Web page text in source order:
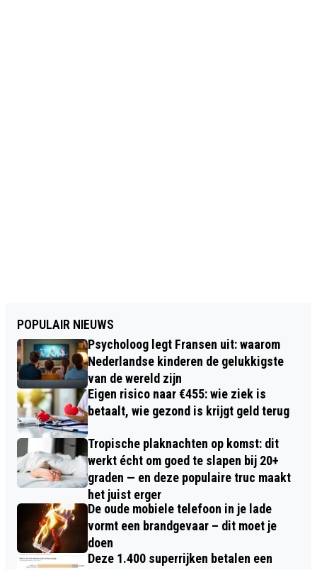
POPULAIR NIEUWS
Psycholoog legt Fransen uit: waarom
Nederlandse kinderen de gelukkigste
van de wereld zijn
Eigen risico naar €455: wie ziek is
betaalt, wie gezond is krijgt geld terug
Tropische plaknachten op komst: dit
werkt écht om goed te slapen bij 20+
graden — en deze populaire truc maakt
het juist erger
De oude mobiele telefoon in je lade
vormt een brandgevaar – dit moet je
doen
Deze 1.400 superrijken betalen een